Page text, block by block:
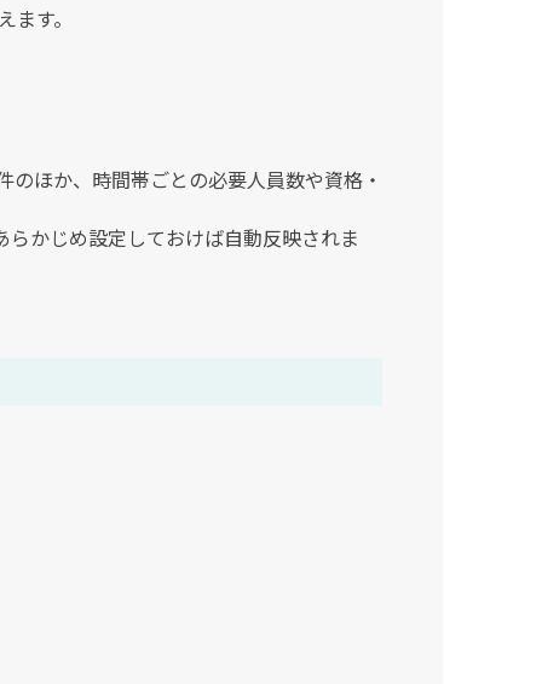
す。
ほか、時間帯ごとの必要人員数や資格・
かじめ設定しておけば自動反映されま